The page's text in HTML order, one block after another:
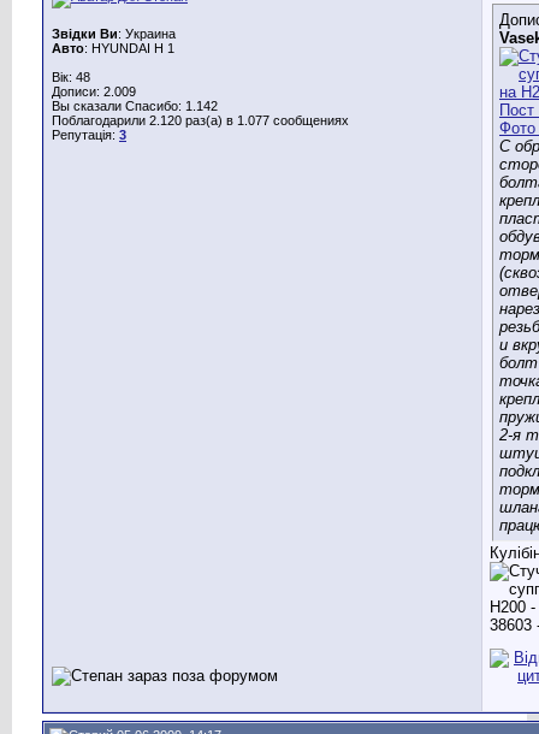
Звідки Ви: Украина
Авто: HYUNDAI H 1
Вік: 48
Дописи: 2.009
Вы сказали Спасибо: 1.142
Поблагодарили 2.120 раз(а) в 1.077 сообщениях
Репутація: 3
С
и
2-я